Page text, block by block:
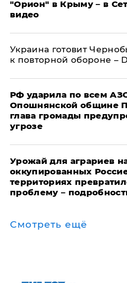
"Орион" в Крыму – в
видео
Украина готовит
к повторной обороне –
РФ ударила по всем
Опошнянской общине
глава громады
угрозе
Урожай для аграриев
оккупированных
территориях
проблему –
Смотреть ещё